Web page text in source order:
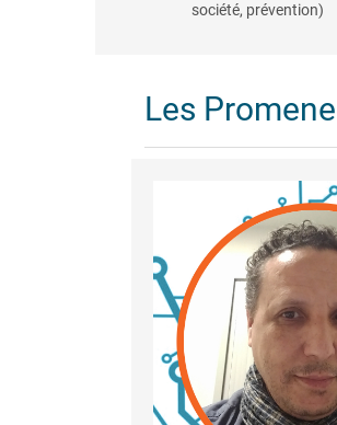
société, prévention)
Les